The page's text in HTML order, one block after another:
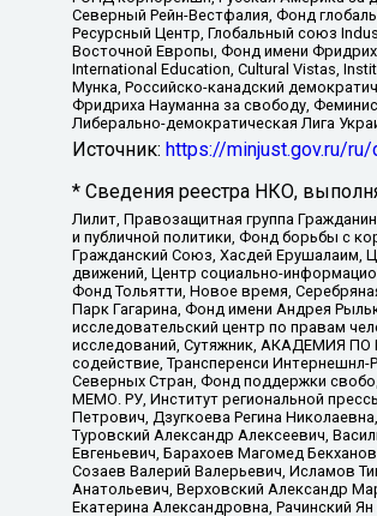
Северный Рейн-Вестфалия, Фонд
Ресурсный Центр, Глобальный союз
Восточной Европы, Фонд имени
International Education, Cultural Vistas,
Мунка, Российско-канадский
Фридриха Науманна за свободу,
Либерально-демократическая Лига
Источник: https://minjust.gov.ru/
* Сведения реестра НКО,
Лилит, Правозащитная группа
и публичной политики, Фонд борьбы с
Гражданский Союз, Хасдей Ерушалаим,
движений, Центр социально-
Фонд Тольятти, Новое время,
Парк Гагарина, Фонд имени Андрея
исследовательский центр по правам
исследований, Сутяжник, АКАДЕМИЯ ПО
содействие, Трансперенси
Северных Стран, Фонд поддержки
МЕМО. РУ, Институт региональной
Петрович, Дзугкоева Регина
Туровский Александр Алексеевич,
Евгеньевич, Барахоев Магомед
Созаев Валерий Валерьевич, Исламов
Анатольевич, Верховский Александр
Екатерина Александровна, Рачинский